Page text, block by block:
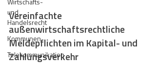
und
Handelsrecht
Kommunen
Telekommunikation
Vereinfachte
außenwirtschaftsrechtliche
Meldepflichten im Kapital- und
Zahlungsverkehr